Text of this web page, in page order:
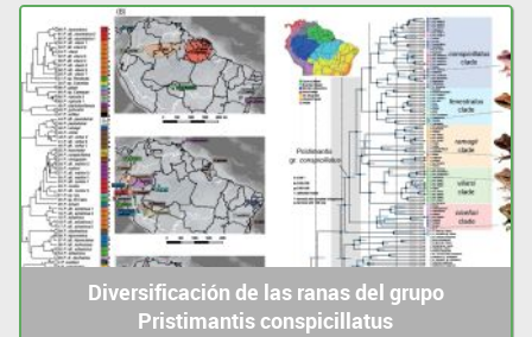
Diversificación de las ranas del grupo
Pristimantis conspicillatus